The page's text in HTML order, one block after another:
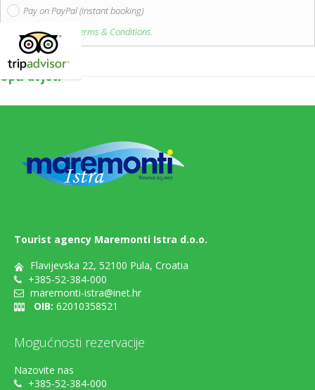
Pay on PayPal (instant booking)
I agree to the Terms & Conditions.
Opći uvjeti
Tourist agency Maremonti Istra d.o.o.
Flavijevska 22, 52100 Pula, Croatia
+385-52-384-000
maremonti-istra@inet.hr
OIB: 62010358521
Mogućnosti rezervacije
Nazovite nas
+385-52-384-000